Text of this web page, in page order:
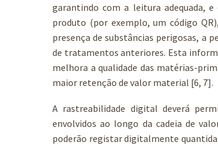
garantindo com a leitura adequada,
produto (por exemplo, um código
presença de substâncias perigosas, a
de tratamentos anteriores. Esta
melhora a qualidade das matérias-
maior retenção de valor material [6, 7].
A rastreabilidade digital deverá
envolvidos ao longo da cadeia de
poderão registar digitalmente